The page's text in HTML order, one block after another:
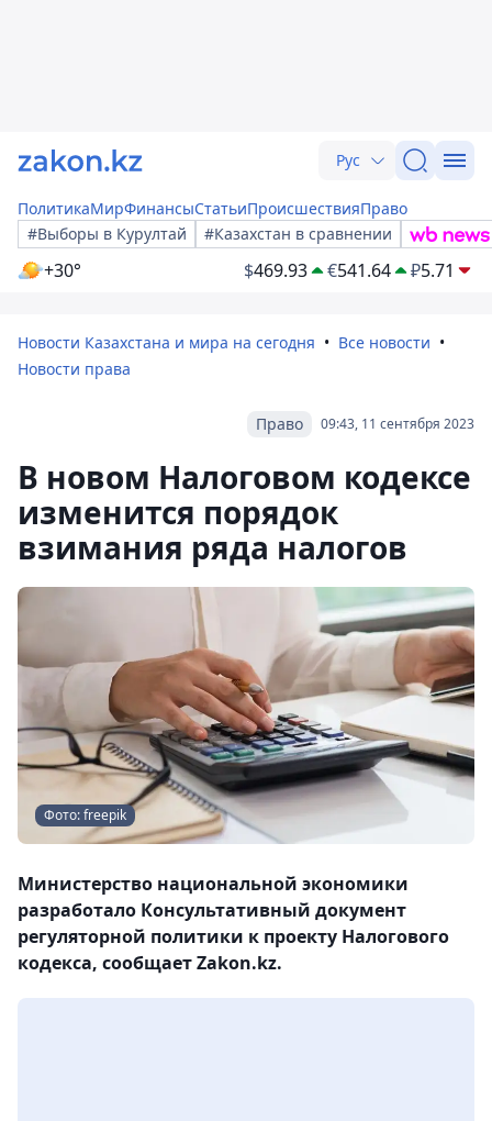
Рус
ПолитикаМирФинансыСтатьиПроисшествияПраво
#Выборы в Курултай
#Казахстан в сравнении
+30° $469.93 €541.64 ₽5.71
Новости Казахстана и мира на сегодня
Все новости
Новости права
09:43, 11 сентября 2023
Право
В новом Налоговом кодексе
изменится порядок
взимания ряда налогов
Фото: freepik
Министерство национальной экономики
разработало Консультативный документ
регуляторной политики к проекту Налогового
кодекса, сообщает Zakon.kz.